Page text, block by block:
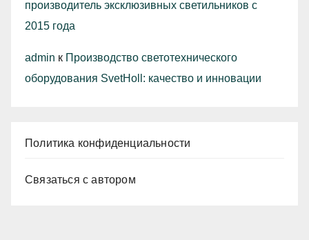
производитель эксклюзивных светильников с
2015 года
admin к Производство светотехнического
оборудования SvetHoll: качество и инновации
Политика конфиденциальности
Связаться с автором